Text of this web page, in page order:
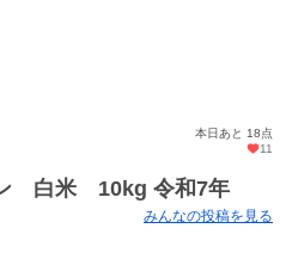
本日あと 18点
11
白米 10kg 令和7年
みんなの投稿を見る